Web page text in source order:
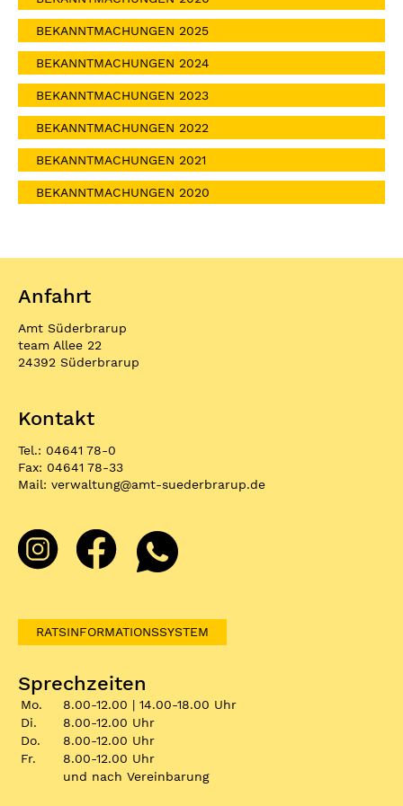
BEKANNTMACHUNGEN 2025
BEKANNTMACHUNGEN 2024
BEKANNTMACHUNGEN 2023
BEKANNTMACHUNGEN 2022
BEKANNTMACHUNGEN 2021
BEKANNTMACHUNGEN 2020
Anfahrt
Amt Süderbrarup
team Allee 22
24392 Süderbrarup
Kontakt
Tel.: 04641 78-0
Fax: 04641 78-33
Mail: verwaltung@amt-suederbrarup.de
RATSINFORMATIONSSYSTEM
Sprechzeiten
Mo.
8.00-12.00 | 14.00-18.00 Uhr
Di.
8.00-12.00 Uhr
Do.
8.00-12.00 Uhr
Fr.
8.00-12.00 Uhr
und nach Vereinbarung